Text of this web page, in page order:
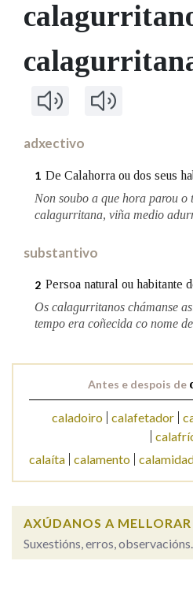
60
Facebook
TwitterYoutubeInstagram
Bluesky
BUSCAR NOS LEMAS
Comeza por
Remata por
Contén
Na fraseoloxía
OUTRAS OPCIÓNS DE
Pertence a
adxectivo
1 De Calahorra ou dos seus
Non soubo a que hora parou o
calagurritana, viña medio
substantivo
2 Persoa natural ou habitante
Os calagurritanos chámanse
tempo era coñecida co nome
Antes e despois de
caladoiro calafetador
calaíta calamento
AXÚDANOS A MELLORAR
Suxestións, erros,